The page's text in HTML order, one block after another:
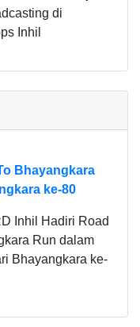
di
Inhil
Bhayangkara
ke-80
Inhil Hadiri Road
Run dalam
Bhayangkara ke-